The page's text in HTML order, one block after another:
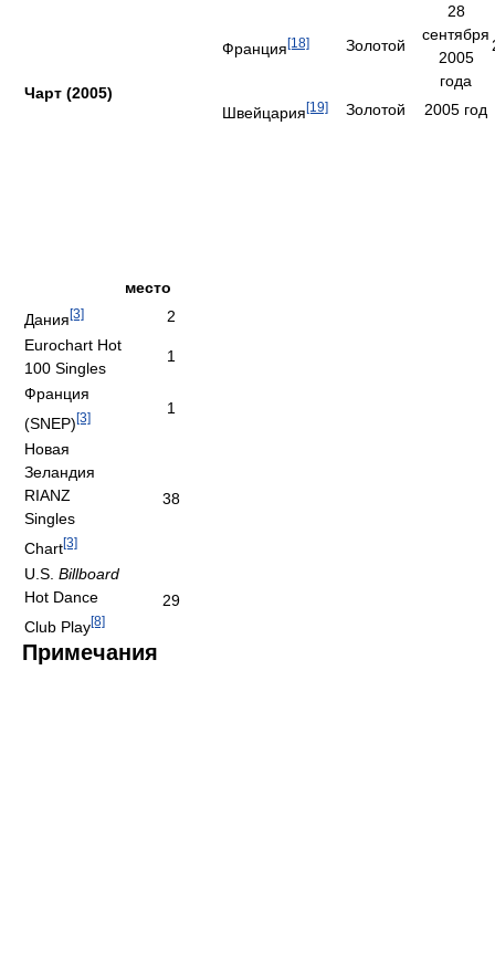
Чарт (2005)
место
Дания[3]
2
Eurochart Hot
100 Singles
1
Франция
(SNEP)[3]
1
Новая
Зеландия
RIANZ
Singles
Chart[3]
38
U.S. Billboard
Hot Dance
Club Play[8]
29
Франция[18] Золотой
28
сентября
2005
года
Швейцария[19] Золотой 2005 год
Примечания